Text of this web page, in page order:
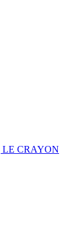
| LE CRAYON